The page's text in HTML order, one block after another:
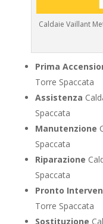
Caldaie Vaillant
Prima
Torre Spaccata
Assistenza
Spaccata
Manutenzione
Spaccata
Riparazione
Spaccata
Pronto
Torre Spaccata
Sostituzione